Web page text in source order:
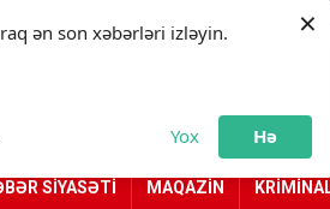
ən son xəbərləri izləyin.
Yox Hə
×
(012) 449 94 05
SİYASƏTİ MAQAZİN